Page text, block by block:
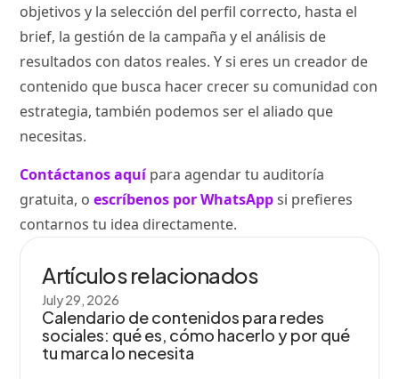
objetivos y la selección del perfil correcto, hasta el
brief, la gestión de la campaña y el análisis de
resultados con datos reales. Y si eres un creador de
contenido que busca hacer crecer su comunidad con
estrategia, también podemos ser el aliado que
necesitas.
Contáctanos aquípara agendar tu auditoría
gratuita, o escríbenos por WhatsAppsi prefieres
contarnos tu idea directamente.
Artículos relacionados
July 29, 2026
Calendario de contenidos para redes
sociales: qué es, cómo hacerlo y por qué
tu marca lo necesita